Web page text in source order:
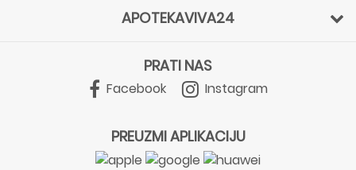
APOTEKAVIVA24
PRATI NAS
Facebook Instagram
PREUZMI APLIKACIJU